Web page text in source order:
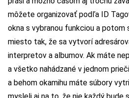
môžete organizovať podľa ID
okna s vybranou funkciou a potom
miesto tak, že sa vytvorí
interpretov a albumov. Ak máte
a všetko nahádzané v jednom
a behom okamihu máte súbory